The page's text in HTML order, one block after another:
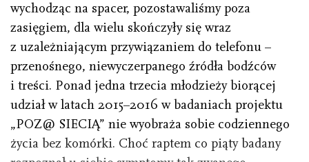
wychodząc na spacer, pozostawaliśmy poza
zasięgiem, dla wielu skończyły się wraz
z uzależniającym przywiązaniem do telefonu –
przenośnego, niewyczerpanego źródła bodźców
i treści. Ponad jedna trzecia młodzieży biorącej
udział w latach 2015–2016 w badaniach projektu
„POZ@ SIECIĄ” nie wyobraża sobie codziennego
życia bez komórki. Choć raptem co piąty badany